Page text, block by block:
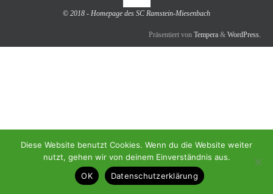
© 2018 - Homepage des SC Ramstein-Miesenbach
Präsentiert von Tempera & WordPress.
Diese Website benutzt Cookies. Wenn du die Website weiter
nutzt, gehen wir von deinem Einverständnis aus.
OK
Datenschutzerklärung